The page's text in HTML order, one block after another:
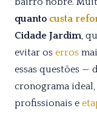
quanto custa
Cidade Jardim,
evitar os erros
essas questões —
cronograma ideal,
profissionais e